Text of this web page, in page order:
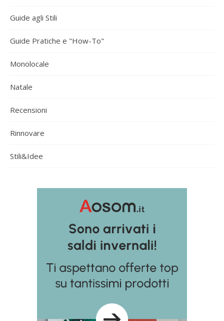
Guide agli Stili
Guide Pratiche e "How-To"
Monolocale
Natale
Recensioni
Rinnovare
Stili&Idee